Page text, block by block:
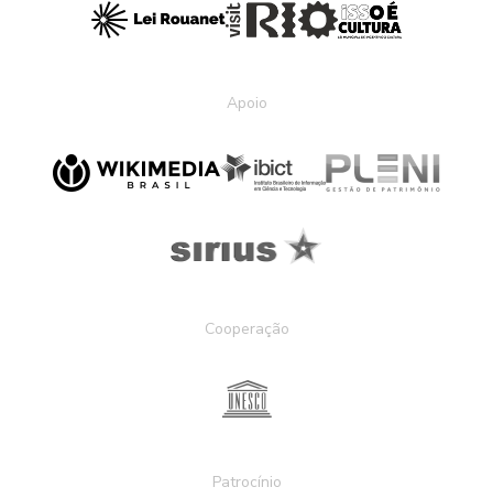
Apoio
Cooperação
Patrocínio